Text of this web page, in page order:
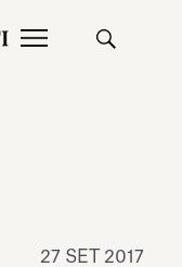
2026
27 SET 2017